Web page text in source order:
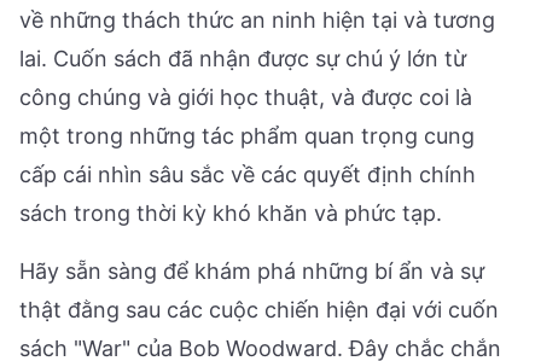
về những thách thức an ninh hiện tại và tương
lai. Cuốn sách đã nhận được sự chú ý lớn từ
công chúng và giới học thuật, và được coi là
một trong những tác phẩm quan trọng cung
cấp cái nhìn sâu sắc về các quyết định chính
sách trong thời kỳ khó khăn và phức tạp.
Hãy sẵn sàng để khám phá những bí ẩn và sự
thật đằng sau các cuộc chiến hiện đại với cuốn
sách "War" của Bob Woodward. Đây chắc chắn